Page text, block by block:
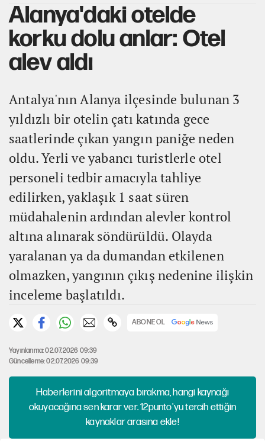
Alanya'daki otelde
korku dolu anlar: Otel
alev aldı
Antalya'nın Alanya ilçesinde bulunan 3
yıldızlı bir otelin çatı katında gece
saatlerinde çıkan yangın paniğe neden
oldu. Yerli ve yabancı turistlerle otel
personeli tedbir amacıyla tahliye
edilirken, yaklaşık 1 saat süren
müdahalenin ardından alevler kontrol
altına alınarak söndürüldü. Olayda
yaralanan ya da dumandan etkilenen
olmazken, yangının çıkış nedenine ilişkin
inceleme başlatıldı.
ABONE OL
Yayınlanma: 02.07.2026 09:39
Güncelleme: 02.07.2026 09:39
Haberlerini algoritmaya bırakma, hangi kaynağı
okuyacağına sen karar ver. 12punto'yu tercih ettiğin
kaynaklar arasına ekle!